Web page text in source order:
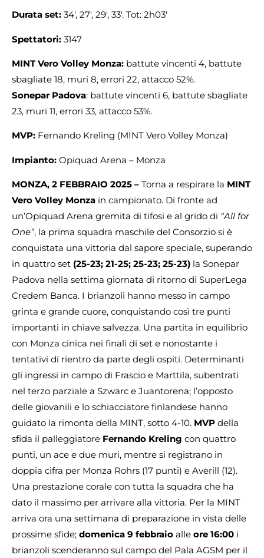
Durata set: 34′, 27′, 29′, 33′. Tot: 2h03′
Spettatori: 3147
MINT Vero Volley Monza: battute vincenti 4, battute
sbagliate 18, muri 8, errori 22, attacco 52%.
Sonepar Padova: battute vincenti 6, battute sbagliate
23, muri 11, errori 33, attacco 53%.
MVP: Fernando Kreling (MINT Vero Volley Monza)
Impianto: Opiquad Arena – Monza
MONZA, 2 FEBBRAIO 2025 – Torna a respirare la MINT
Vero Volley Monza in campionato. Di fronte ad
un’Opiquad Arena gremita di tifosi e al grido di “All for
One”, la prima squadra maschile del Consorzio si è
conquistata una vittoria dal sapore speciale, superando
in quattro set (25-23; 21-25; 25-23; 25-23) la Sonepar
Padova nella settima giornata di ritorno di SuperLega
Credem Banca. I brianzoli hanno messo in campo
grinta e grande cuore, conquistando così tre punti
importanti in chiave salvezza. Una partita in equilibrio
con Monza cinica nei finali di set e nonostante i
tentativi di rientro da parte degli ospiti. Determinanti
gli ingressi in campo di Frascio e Marttila, subentrati
nel terzo parziale a Szwarc e Juantorena; l’opposto
delle giovanili e lo schiacciatore finlandese hanno
guidato la rimonta della MINT, sotto 4-10. MVP della
sfida il palleggiatore Fernando Kreling con quattro
punti, un ace e due muri, mentre si registrano in
doppia cifra per Monza Rohrs (17 punti) e Averill (12).
Una prestazione corale con tutta la squadra che ha
dato il massimo per arrivare alla vittoria. Per la MINT
arriva ora una settimana di preparazione in vista delle
prossime sfide; domenica 9 febbraio alle ore 16:00 i
brianzoli scenderanno sul campo del Pala AGSM per il